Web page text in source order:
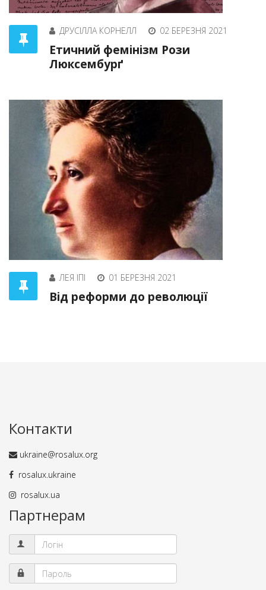
ДРУСІЛЛА КОРНЕЛЛ 02 БЕРЕЗНЯ 2021
Етичний фемінізм Рози
Люксембурґ
ЛЕЯ ІПІ 01 БЕРЕЗНЯ 2021
Від реформи до революції
Контакти
ukraine@rosalux.org
rosalux.ukraine
rosalux.ua
Партнерам